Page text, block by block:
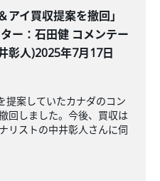
アイ買収提案を撤回」
ー：石田健 コメンテー
彰人)2025年7月17日
提案していたカナダのコン
回しました。今後、買収は
リストの中井彰人さんに伺